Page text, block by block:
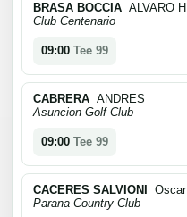
BRASA BOCCIA ALVARO H
Club Centenario
09:00 Tee 99
CABRERA ANDRES
Asuncion Golf Club
09:00 Tee 99
CACERES SALVIONI
Oscar
Parana Country Club